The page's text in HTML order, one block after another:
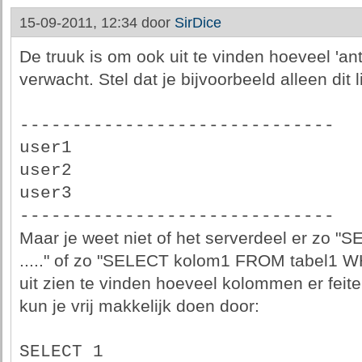
15-09-2011, 12:34 door SirDice
De truuk is om ook uit te vinden hoeveel
verwacht. Stel dat je bijvoorbeeld alleen dit
------------------------------
user1
user2
user3
------------------------------
Maar je weet niet of het serverdeel er zo
....." of zo "SELECT kolom1 FROM tabel1
uit zien te vinden hoeveel kolommen er
kun je vrij makkelijk doen door:
SELECT 1